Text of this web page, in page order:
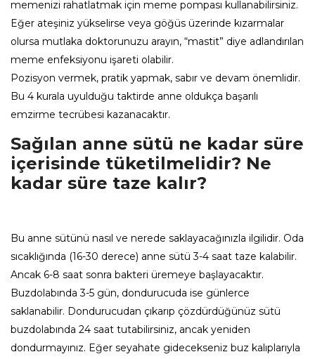
memenizi rahatlatmak için meme pompası kullanabilirsiniz.
Eğer ateşiniz yükselirse veya göğüs üzerinde kızarmalar
olursa mutlaka doktorunuzu arayın, “mastit” diye adlandırılan
meme enfeksiyonu işareti olabilir.
Pozisyon vermek, pratik yapmak, sabır ve devam önemlidir.
Bu 4 kurala uyulduğu taktirde anne oldukça başarılı
emzirme tecrübesi kazanacaktır.
Sağılan anne sütü ne kadar süre
içerisinde tüketilmelidir? Ne
kadar süre taze kalır?
Bu anne sütünü nasıl ve nerede saklayacağınızla ilgilidir. Oda
sıcaklığında (16-30 derece) anne sütü 3-4 saat taze kalabilir.
Ancak 6-8 saat sonra bakteri üremeye başlayacaktır.
Buzdolabında 3-5 gün, dondurucuda ise günlerce
saklanabilir. Dondurucudan çıkarıp çözdürdüğünüz sütü
buzdolabında 24 saat tutabilirsiniz, ancak yeniden
dondurmayınız. Eğer seyahate gidecekseniz buz kalıplarıyla